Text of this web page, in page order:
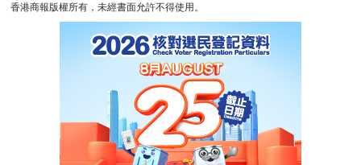
香港商報版權所有，未經書面允許不得使用。